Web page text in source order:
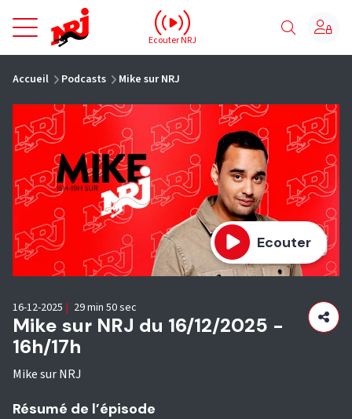
NRJ - Accueil
Ecouter NRJ
Accueil Podcasts Mike sur NRJ
Ecouter
Mike sur NRJ du 16/12/2025 -
16h/17h
Mike sur NRJ
16-12-2025 | 29 min 50 sec
Résumé de l’épisode